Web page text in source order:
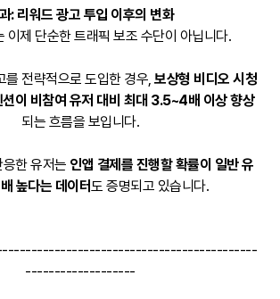
: 리워드 광고 투입 이후의 변화
이제 단순한 트래픽 보조 수단이 아닙니다.
를 전략적으로 도입한 경우, 보상형 비디오 시청
이 비참여 유저 대비 최대 3.5~4배 이상 향상
되는 흐름을 보입니다.
한 유저는 인앱 결제를 진행할 확률이 일반 유
높다는 데이터도 증명되고 있습니다.
-------------------